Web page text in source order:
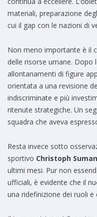
materiali, preparazione
cui il gap con le nazioni di
Non meno importante è il
delle risorse umane. Dopo
allontanamenti di figure
orientata a una revisione
indiscriminate e più
ritenute strategiche. Un
squadra che aveva
Resta invece sotto
sportivo Christoph
ultimi mesi. Pur non
ufficiali, è evidente che il
una ridefinizione dei ruoli